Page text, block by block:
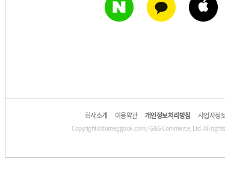
회사소개 이용약관 개인정보처리방침 사업자정
Copyright©domeggook.com / G&G Commerce, Ltd. All